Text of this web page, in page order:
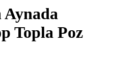
Topla Poz